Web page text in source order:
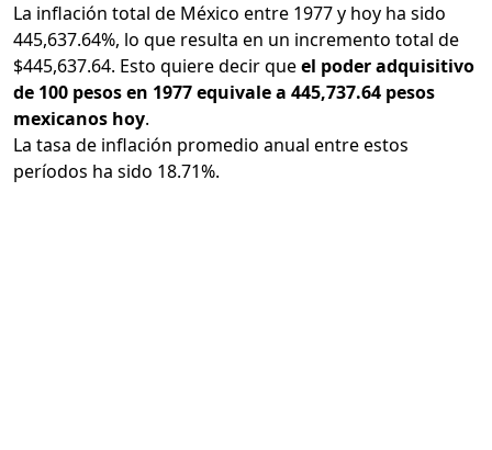
La inflación total de México entre 1977 y hoy ha sido
445,637.64%, lo que resulta en un incremento total de
$445,637.64. Esto quiere decir queel poder adquisitivo
de 100 pesos en 1977 equivale a 445,737.64 pesos
mexicanos hoy.
La tasa de inflación promedio anual entre estos
períodos ha sido 18.71%.